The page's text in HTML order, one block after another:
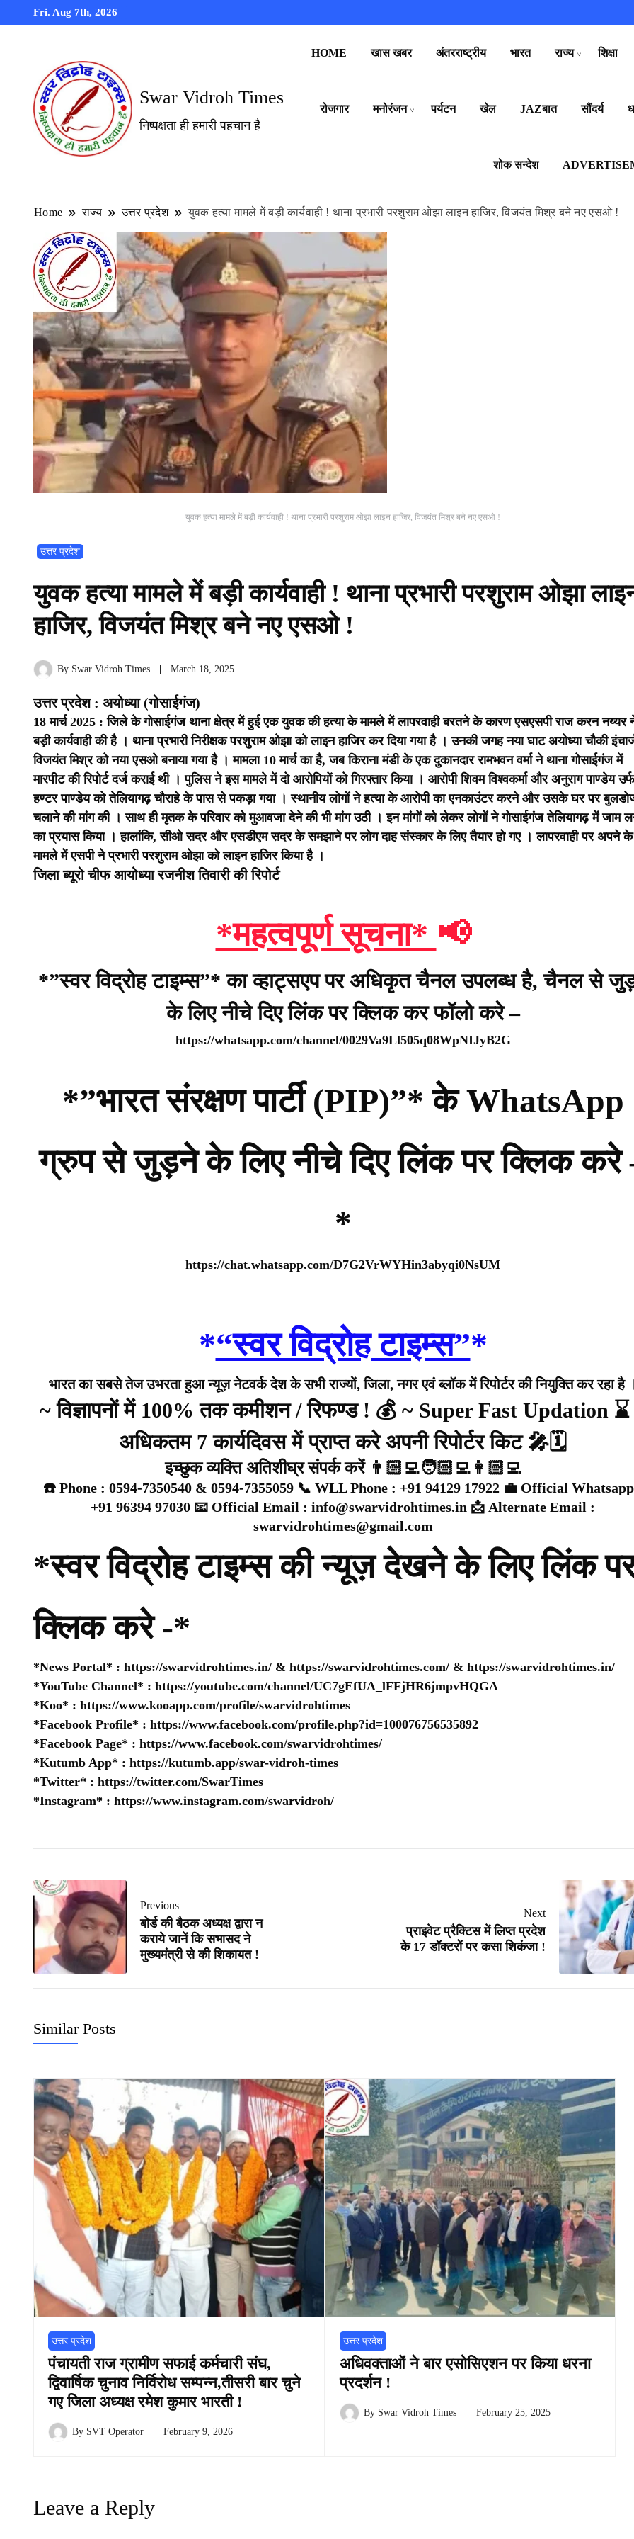
Fri. Aug 7th, 2026
Swar Vidroh Times
निष्पक्षता ही हमारी पहचान है
HOME खास खबर अंतरराष्ट्रीय भारत राज्य शिक्षा
रोजगार मनोरंजन पर्यटन खेल JAZबात सौंदर्य
शोक सन्देश
Home राज्य उत्तर प्रदेश युवक हत्या मामले में बड़ी कार्यवाही ! थाना प्रभारी परशुराम ओझा लाइन हाजिर, विजयंत मिश्र बने नए एसओ !
युवक हत्या मामले में बड़ी कार्यवाही ! थाना प्रभारी परशुराम ओझा लाइन हाजिर, विजयंत मिश्र बने नए एसओ !
उत्तर प्रदेश
युवक हत्या मामले में बड़ी कार्यवाही ! थाना प्रभारी परशुराम ओझा
हाजिर, विजयंत मिश्र बने नए एसओ !
By Swar Vidroh Times March 18, 2025
उत्तर प्रदेश : अयोध्या (गोसाईगंज)
18 मार्च 2025 : जिले के गोसाईगंज थाना क्षेत्र में हुई एक युवक की हत्या के मामले में लापरवाही बरतने के कारण एसएसपी राज करन नय्यर
बड़ी कार्यवाही की है । थाना प्रभारी निरीक्षक परशुराम ओझा को लाइन हाजिर कर दिया गया है । उनकी जगह नया घाट अयोध्या चौकी
विजयंत मिश्र को नया एसओ बनाया गया है । मामला 10 मार्च का है, जब किराना मंडी के एक दुकानदार रामभवन वर्मा ने थाना गोसाईगंज में
मारपीट की रिपोर्ट दर्ज कराई थी । पुलिस ने इस मामले में दो आरोपियों को गिरफ्तार किया । आरोपी शिवम विश्वकर्मा और अनुराग पाण्डेय उर्फ
हण्टर पाण्डेय को तेलियागढ़ चौराहे के पास से पकड़ा गया । स्थानीय लोगों ने हत्या के आरोपी का एनकाउंटर करने और उसके घर पर
चलाने की मांग की । साथ ही मृतक के परिवार को मुआवजा देने की भी मांग उठी । इन मांगों को लेकर लोगों ने गोसाईगंज तेलियागढ़ में जाम
का प्रयास किया । हालांकि, सीओ सदर और एसडीएम सदर के समझाने पर लोग दाह संस्कार के लिए तैयार हो गए । लापरवाही पर अपने के
मामले में एसपी ने प्रभारी परशुराम ओझा को लाइन हाजिर किया है ।
जिला ब्यूरो चीफ आयोध्या रजनीश तिवारी की रिपोर्ट
*महत्वपूर्ण सूचना* 📢
*”स्वर विद्रोह टाइम्स”* का व्हाट्सएप पर अधिकृत चैनल उपलब्ध है, चैनल से
के लिए नीचे दिए लिंक पर क्लिक कर फॉलो करे –
https://whatsapp.com/channel/0029Va9Ll505q08WpNIJyB2G
*”भारत संरक्षण पार्टी (PIP)”* के WhatsApp
ग्रुप से जुड़ने के लिए नीचे दिए लिंक पर क्लिक करे
*
https://chat.whatsapp.com/D7G2VrWYHin3abyqi0NsUM
*“स्वर विद्रोह टाइम्स”*
भारत का सबसे तेज उभरता हुआ न्यूज़ नेटवर्क देश के सभी राज्यों, जिला, नगर एवं ब्लॉक में रिपोर्टर की नियुक्ति कर रहा है
~ विज्ञापनों में 100% तक कमीशन / रिफण्ड ! 💰 ~ Super Fast Updation
अधिकतम 7 कार्यदिवस में प्राप्त करे अपनी रिपोर्टर किट 🎤🗓️
इच्छुक व्यक्ति अतिशीघ्र संपर्क करें 👨🏻‍💻🧑🏻‍💻👩🏻‍💻
☎️ Phone : 0594-7350540 & 0594-7355059 📞 WLL Phone : +91 94129 17922 💼 Official
+91 96394 97030 📧 Official Email : info@swarvidrohtimes.in 📩 Alternate Email :
swarvidrohtimes@gmail.com
*स्वर विद्रोह टाइम्स की न्यूज़ देखने के लिए लिंक
क्लिक करे -*
*News Portal* : https://swarvidrohtimes.in/ & https://swarvidrohtimes.com/ & https://swarvidrohtimes.in/
*YouTube Channel* : https://youtube.com/channel/UC7gEfUA_lFFjHR6jmpvHQGA
*Koo* : https://www.kooapp.com/profile/swarvidrohtimes
*Facebook Profile* : https://www.facebook.com/profile.php?id=100076756535892
*Facebook Page* : https://www.facebook.com/swarvidrohtimes/
*Kutumb App* : https://kutumb.app/swar-vidroh-times
*Twitter* : https://twitter.com/SwarTimes
*Instagram* : https://www.instagram.com/swarvidroh/
Previous
बोर्ड की बैठक अध्यक्ष द्वारा न
कराये जानें कि सभासद ने
मुख्यमंत्री से की शिकायत !
Next
प्राइवेट प्रैक्टिस में लिप्त प्रदेश
के 17 डॉक्टरों पर कसा शिकंजा !
Similar Posts
उत्तर प्रदेश
पंचायती राज ग्रामीण सफाई कर्मचारी संघ,
द्विवार्षिक चुनाव निर्विरोध सम्पन्न,तीसरी बार चुने
गए जिला अध्यक्ष रमेश कुमार भारती !
By SVT Operator February 9, 2026
उत्तर प्रदेश
अधिवक्ताओं ने बार एसोसिएशन पर किया धरना
प्रदर्शन !
By Swar Vidroh Times February 25, 2025
Leave a Reply